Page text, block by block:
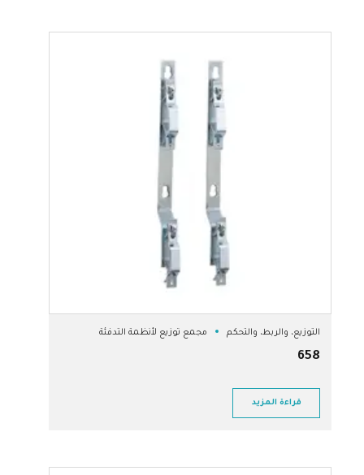
التوزيع، والربط، والتحكم مجمع توزيع لأنظمة التدفئة
658
قراءة المزيد